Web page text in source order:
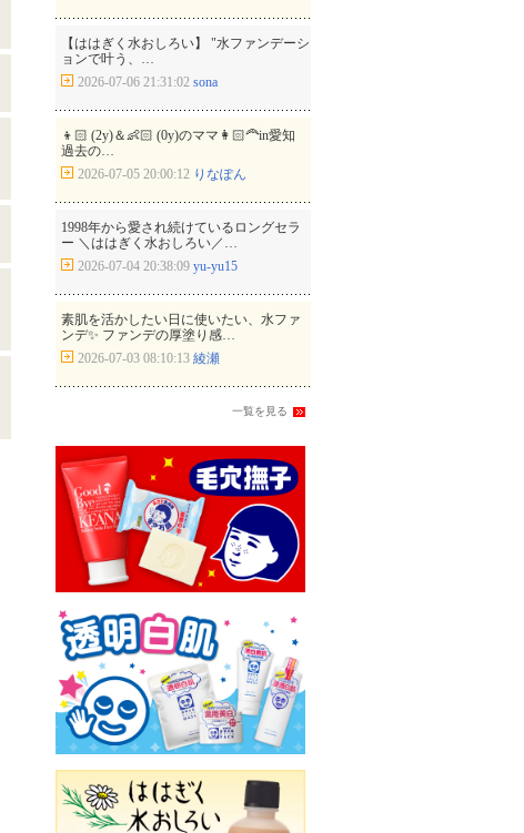
【ははぎく水おしろい】 "水ファンデーシ
ョンで叶う、…
2026-07-06 21:31:02 sona
👦🏻 (2y)＆👶🏻 (0y)のママ👩🏻‍🦰in愛知
過去の…
2026-07-05 20:00:12 りなぽん
1998年から愛され続けているロングセラ
ー ＼ははぎく水おしろい／…
2026-07-04 20:38:09 yu-yu15
素肌を活かしたい日に使いたい、水ファ
ンデ✨ ファンデの厚塗り感…
2026-07-03 08:10:13 綾瀬
一覧を見る